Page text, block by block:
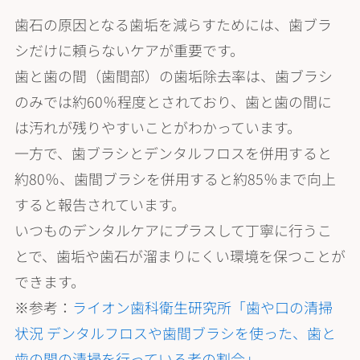
歯石の原因となる歯垢を減らすためには、歯ブラ
シだけに頼らないケアが重要です。
歯と歯の間（歯間部）の歯垢除去率は、歯ブラシ
のみでは約60％程度とされており、歯と歯の間に
は汚れが残りやすいことがわかっています。
一方で、歯ブラシとデンタルフロスを併用すると
約80％、歯間ブラシを併用すると約85％まで向上
すると報告されています。
いつものデンタルケアにプラスして丁寧に行うこ
とで、歯垢や歯石が溜まりにくい環境を保つことが
できます。
※参考： ライオン歯科衛生研究所「歯や口の清掃
状況 デンタルフロスや歯間ブラシを使った、歯と